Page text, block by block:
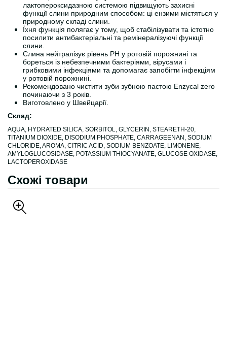
лактопероксидазною системою підвищують захисні
функції слини природним способом: ці ензими містяться у
природному складі слини.
Їхня функція полягає у тому, щоб стабілізувати та істотно
посилити антибактеріальні та ремінералізуючі функції
слини.
Слина нейтралізує рівень PH у ротовій порожнині та
бореться із небезпечними бактеріями, вірусами і
грибковими інфекціями та допомагає запобігти інфекціям
у ротовій порожнині.
Рекомендовано чистити зуби зубною пастою Enzycal zero
починаючи з 3 років.
Виготовлено у Швейцарії.
Склад:
AQUA, HYDRATED SILICA, SORBITOL, GLYCERIN, STEARETH-20,
TITANIUM DIOXIDE, DISODIUM PHOSPHATE, CARRAGEENAN, SODIUM
CHLORIDE, AROMA, CITRIC ACID, SODIUM BENZOATE, LIMONENE,
AMYLOGLUCOSIDASE, POTASSIUM THIOCYANATE, GLUCOSE OXIDASE,
LACTOPEROXIDASE
Схожі товари